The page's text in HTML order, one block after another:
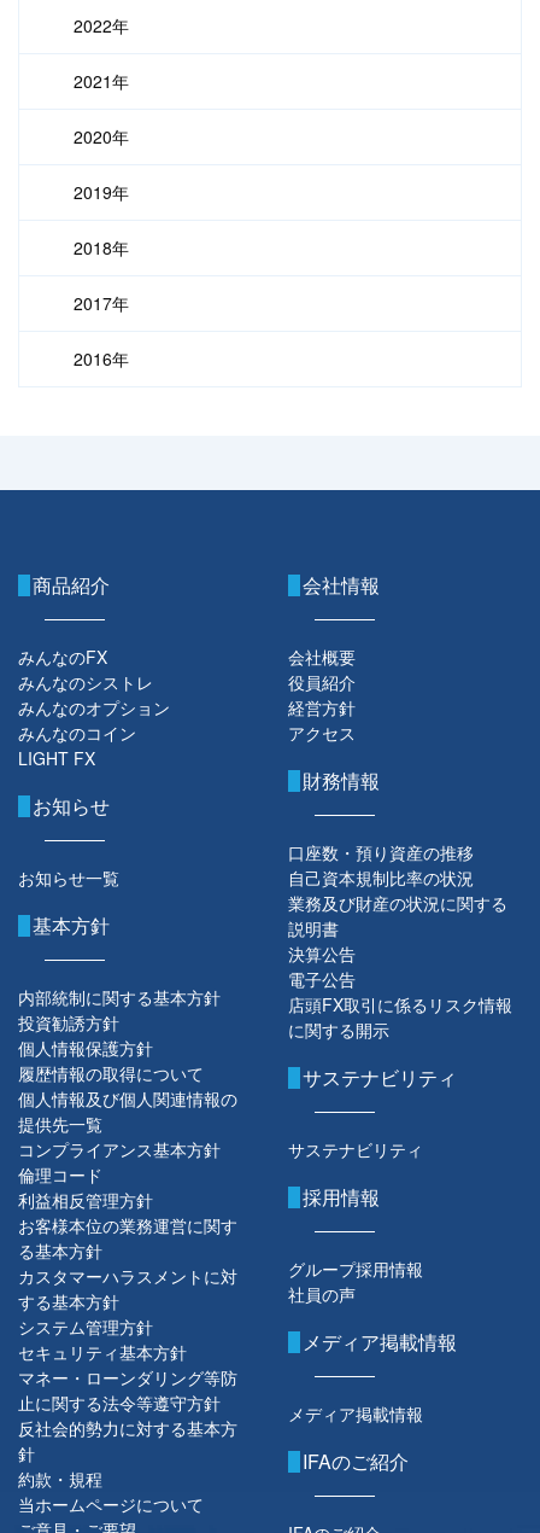
2022年
2021年
2020年
2019年
2018年
2017年
2016年
商品紹介
みんなのFX
みんなのシストレ
みんなのオプション
みんなのコイン
LIGHT FX
お知らせ
お知らせ一覧
会社情報
会社概要
役員紹介
経営方針
アクセス
財務情報
口座数・預り資産の推移
自己資本規制比率の状況
業務及び財産の状況に関する
説明書
決算公告
電子公告
店頭FX取引に係るリスク情報
に関する開示
基本方針
内部統制に関する基本方針
投資勧誘方針
個人情報保護方針
履歴情報の取得について
個人情報及び個人関連情報の
提供先一覧
コンプライアンス基本方針
倫理コード
利益相反管理方針
お客様本位の業務運営に関す
る基本方針
カスタマーハラスメントに対
する基本方針
システム管理方針
セキュリティ基本方針
マネー・ローンダリング等防
止に関する法令等遵守方針
反社会的勢力に対する基本方
針
約款・規程
当ホームページについて
サステナビリティ
サステナビリティ
採用情報
グループ採用情報
社員の声
メディア掲載情報
メディア掲載情報
IFAのご紹介